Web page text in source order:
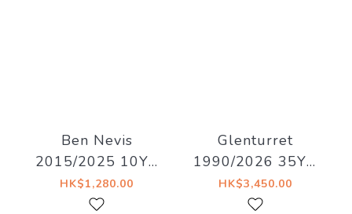
Ben Nevis
2015/2025 10YO
#202 58.3% La
Maison du Whisky
HK$1,280.00
Glenturret
1990/2026 35YO
Refill Hogshead
41.5% Decadent
HK$3,450.00